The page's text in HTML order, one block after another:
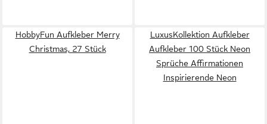
HobbyFun Aufkleber Merry
Christmas, 27 Stück
LuxusKollektion Aufkleber
Aufkleber 100 Stück Neon
Sprüche Affirmationen
Inspirierende Neon